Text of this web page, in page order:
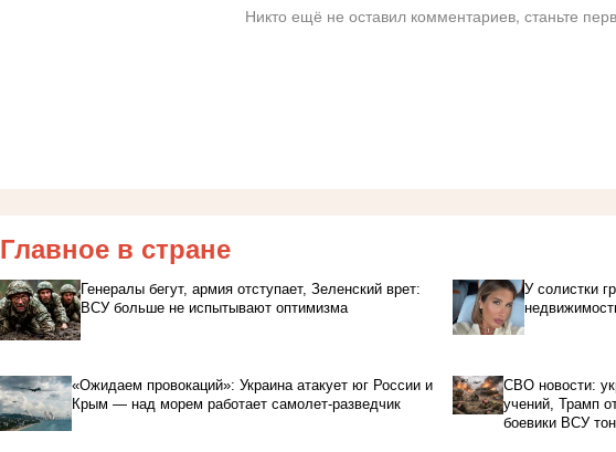
Никто ещё не оставил комментариев, станьте
Главное в стране
Генералы бегут, армия отступает, Зеленский врет:
ВСУ больше не испытывают оптимизма
У солистки
«Ожидаем провокаций»: Украина атакует юг России и
Крым — над морем работает самолет-разведчик
СВО новости:
учений, Трамп
боевики ВСУ